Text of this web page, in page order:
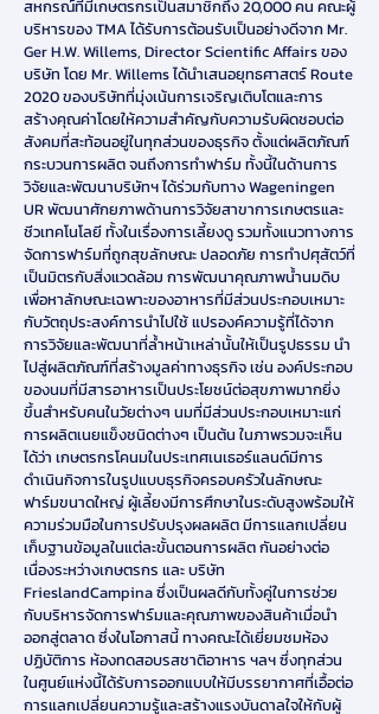
สหกรณ์ที่มีเกษตรกรเป็นสมาชิกถึง 20,000 คน คณะผู้
บริหารของ TMA ได้รับการต้อนรับเป็นอย่างดีจาก Mr.
Ger H.W. Willems, Director Scientific Affairs ของ
บริษัท โดย Mr. Willems ได้นำเสนอยุทธศาสตร์ Route
2020 ของบริษัทที่มุ่งเน้นการเจริญเติบโตและการ
สร้างคุณค่าโดยให้ความสำคัญกับความรับผิดชอบต่อ
สังคมที่สะท้อนอยู่ในทุกส่วนของธุรกิจ ตั้งแต่ผลิตภัณฑ์
กระบวนการผลิต จนถึงการทำฟาร์ม ทั้งนี้ในด้านการ
วิจัยและพัฒนาบริษัทฯ ได้ร่วมกับทาง Wageningen
UR พัฒนาศักยภาพด้านการวิจัยสาขาการเกษตรและ
ชีวเทคโนโลยี ทั้งในเรื่องการเลี้ยงดู รวมทั้งแนวทางการ
จัดการฟาร์มที่ถูกสุขลักษณะ ปลอดภัย การทำปศุสัตว์ที่
เป็นมิตรกับสิ่งแวดล้อม การพัฒนาคุณภาพน้ำนมดิบ
เพื่อหาลักษณะเฉพาะของอาหารที่มีส่วนประกอบเหมาะ
กับวัตถุประสงค์การนำไปใช้ แปรองค์ความรู้ที่ได้จาก
การวิจัยและพัฒนาที่ล้ำหน้าเหล่านั้นให้เป็นรูปธรรม นำ
ไปสู่ผลิตภัณฑ์ที่สร้างมูลค่าทางธุรกิจ เช่น องค์ประกอบ
ของนมที่มีสารอาหารเป็นประโยชน์ต่อสุขภาพมากยิ่ง
ขึ้นสำหรับคนในวัยต่างๆ นมที่มีส่วนประกอบเหมาะแก่
การผลิตเนยแข็งชนิดต่างๆ เป็นต้น ในภาพรวมจะเห็น
ได้ว่า เกษตรกรโคนมในประเทศเนเธอร์แลนด์มีการ
ดำเนินกิจการในรูปแบบธุรกิจครอบครัวในลักษณะ
ฟาร์มขนาดใหญ่ ผู้เลี้ยงมีการศึกษาในระดับสูงพร้อมให้
ความร่วมมือในการปรับปรุงผลผลิต มีการแลกเปลี่ยน
เก็บฐานข้อมูลในแต่ละขั้นตอนการผลิต กันอย่างต่อ
เนื่องระหว่างเกษตรกร และ บริษัท
FrieslandCampina ซึ่งเป็นผลดีกับทั้งคู่ในการช่วย
กับบริหารจัดการฟาร์มและคุณภาพของสินค้าเมื่อนำ
ออกสู่ตลาด ซึ่งในโอกาสนี้ ทางคณะได้เยี่ยมชมห้อง
ปฏิบัติการ ห้องทดสอบรสชาติอาหาร ฯลฯ ซึ่งทุกส่วน
ในศูนย์แห่งนี้ได้รับการออกแบบให้มีบรรยากาศที่เอื้อต่อ
การแลกเปลี่ยนความรู้และสร้างแรงบันดาลใจให้กับผู้